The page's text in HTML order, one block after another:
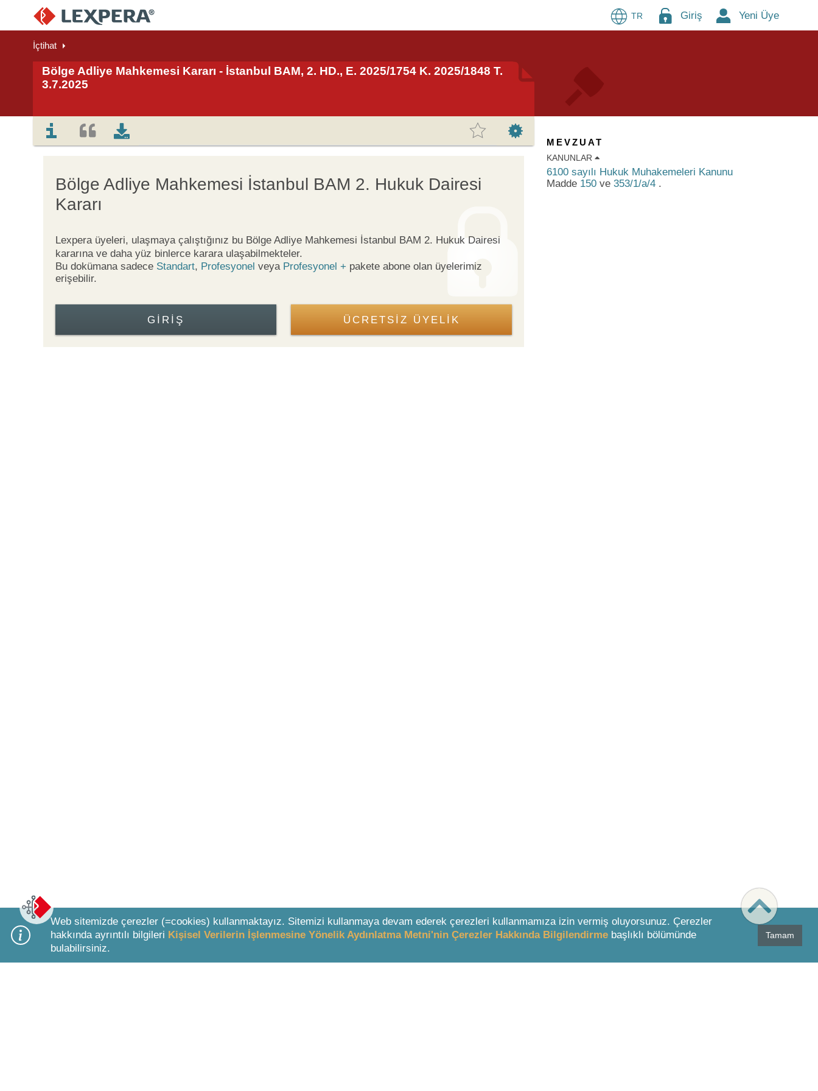
TR Giriş Yeni Üye
İçtihat
Bölge Adliye Mahkemesi Kararı - İstanbul BAM, 2. HD., E. 2025/1754 K. 2025/1848 T.
3.7.2025
Bölge Adliye Mahkemesi İstanbul BAM 2. Hukuk Dairesi
Kararı
Lexpera üyeleri, ulaşmaya çalıştığınız bu Bölge Adliye Mahkemesi İstanbul BAM 2. Hukuk Dairesi
kararına ve daha yüz binlerce karara ulaşabilmekteler.
Bu dokümana sadece Standart, Profesyonel veya Profesyonel + pakete abone olan üyelerimiz
erişebilir.
GIRIŞ ÜCRETSİZ ÜYELİK
Bottom Search Toolbar Highlight Text
MEVZUAT
KANUNLAR
6100 sayılı Hukuk Muhakemeleri Kanunu
Madde 150 ve 353/1/a/4 .
Web sitemizde çerezler (=cookies) kullanmaktayız. Sitemizi kullanmaya devam ederek çerezleri kullanmamıza izin vermiş oluyorsunuz. Çerezler
hakkında ayrıntılı bilgileri Kişisel Verilerin İşlenmesine Yönelik Aydınlatma Metni'nin Çerezler Hakkında Bilgilendirme başlıklı bölümünde
bulabilirsiniz.
Tamam